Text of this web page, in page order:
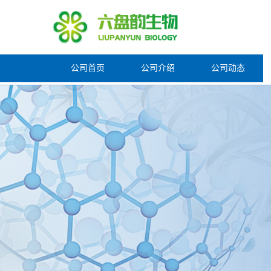
公司首页 公司介绍 公司动态